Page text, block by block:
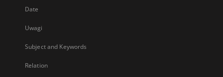
Date
Uwagi
Subject and Keywords
Relation